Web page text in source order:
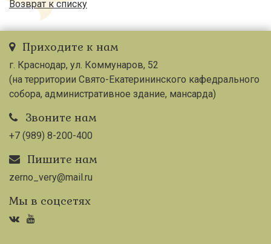
Возврат к списку
Приходите к нам
г. Краснодар, ул. Коммунаров, 52
(на территории Свято-Екатерининского кафедрального
собора, административное здание, мансарда)
Звоните нам
+7 (989) 8-200-400
Пишите нам
zerno_very@mail.ru
Мы в соцсетях